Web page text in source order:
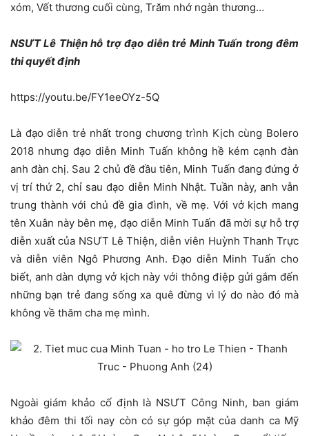
xóm, Vết thương cuối cùng, Trăm nhớ ngàn thương…
NSƯT Lê Thiện hỗ trợ đạo diễn trẻ Minh Tuấn trong đêm
thi quyết định
https://youtu.be/FY1eeOYz-5Q
Là đạo diễn trẻ nhất trong chương trình Kịch cùng Bolero
2018 nhưng đạo diễn Minh Tuấn không hề kém cạnh đàn
anh đàn chị. Sau 2 chủ đề đầu tiên, Minh Tuấn đang đứng ở
vị trí thứ 2, chỉ sau đạo diễn Minh Nhật. Tuần này, anh vẫn
trung thành với chủ đề gia đình, về mẹ. Với vở kịch mang
tên Xuân này bên mẹ, đạo diễn Minh Tuấn đã mời sự hỗ trợ
diễn xuất của NSƯT Lê Thiện, diễn viên Huỳnh Thanh Trực
và diễn viên Ngô Phương Anh. Đạo diễn Minh Tuấn cho
biết, anh dàn dựng vở kịch này với thông điệp gửi gắm đến
những bạn trẻ đang sống xa quê đừng vì lý do nào đó mà
không về thăm cha mẹ mình.
Ngoài giám khảo cố định là NSƯT Công Ninh, ban giám
khảo đêm thi tối nay còn có sự góp mặt của danh ca Mỹ